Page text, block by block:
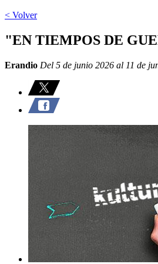
< Volver
"EN TIEMPOS DE
Erandio Del 5 de junio 2026 al 11 de